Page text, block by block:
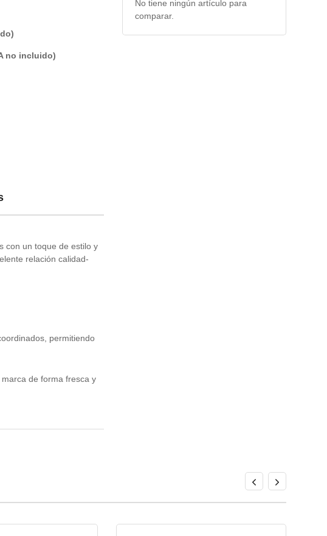
no incluido)
con un toque de estilo y
relación calidad-
permitiendo
de forma fresca y
No tiene ningún artículo para
comparar.